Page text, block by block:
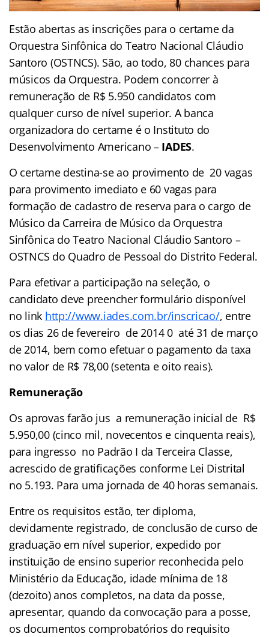
Estão abertas as inscrições para o certame da
Orquestra Sinfônica do Teatro Nacional Cláudio
Santoro (OSTNCS). São, ao todo, 80 chances para
músicos da Orquestra. Podem concorrer à
remuneração de R$ 5.950 candidatos com
qualquer curso de nível superior. A banca
organizadora do certame é o Instituto do
Desenvolvimento Americano –IADES.
O certame destina-se ao provimento de 20 vagas
para provimento imediato e 60 vagas para
formação de cadastro de reserva para o cargo de
Músico da Carreira de Músico da Orquestra
Sinfônica do Teatro Nacional Cláudio Santoro –
OSTNCS do Quadro de Pessoal do Distrito Federal.
Para efetivar a participação na seleção, o
candidato deve preencher formulário disponível
no link http://www.iades.com.br/inscricao/, entre
os dias 26 de fevereiro de 2014 0 até 31 de março
de 2014, bem como efetuar o pagamento da taxa
no valor de R$ 78,00 (setenta e oito reais).
Remuneração
Os aprovas farão jus a remuneração inicial de R$
5.950,00 (cinco mil, novecentos e cinquenta reais),
para ingresso no Padrão I da Terceira Classe,
acrescido de gratificações conforme Lei Distrital
no 5.193. Para uma jornada de 40 horas semanais.
Entre os requisitos estão, ter diploma,
devidamente registrado, de conclusão de curso de
graduação em nível superior, expedido por
instituição de ensino superior reconhecida pelo
Ministério da Educação, idade mínima de 18
(dezoito) anos completos, na data da posse,
apresentar, quando da convocação para a posse,
os documentos comprobatórios do requisito